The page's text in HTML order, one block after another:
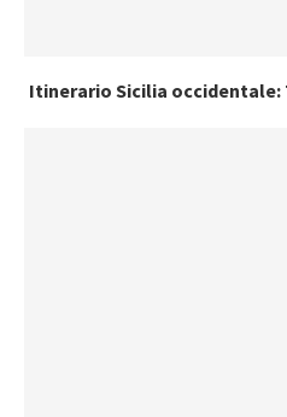
Itinerario Sicilia occidentale: